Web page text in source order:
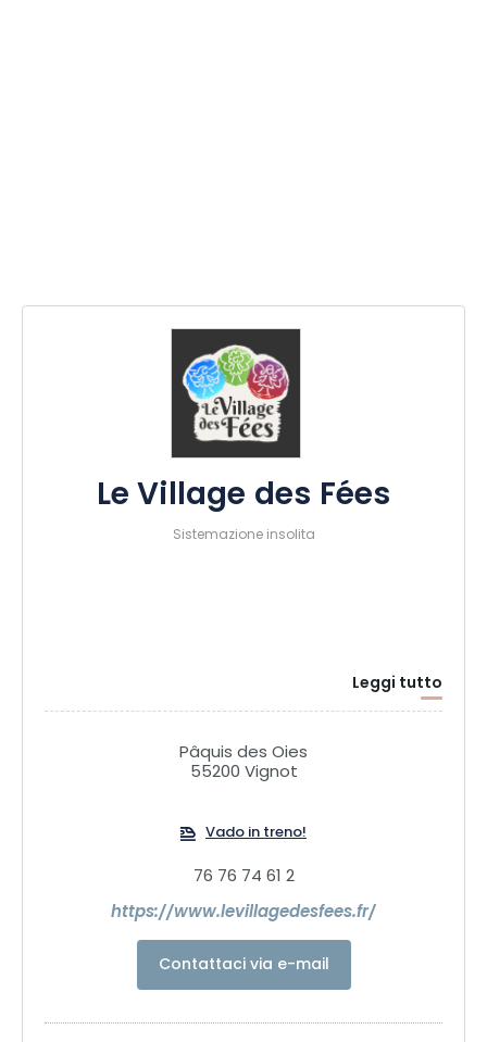
Le Village des Fées
Sistemazione insolita
Leggi tutto
Pâquis des Oies
55200 Vignot
Vado in treno!
76 76 74 61 2
https://www.levillagedesfees.fr/
Contattaci via e-mail